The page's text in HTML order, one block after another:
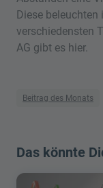
Diese
verschiedensten
AG gibt es hier.
Beitrag des Monats
Das könnte